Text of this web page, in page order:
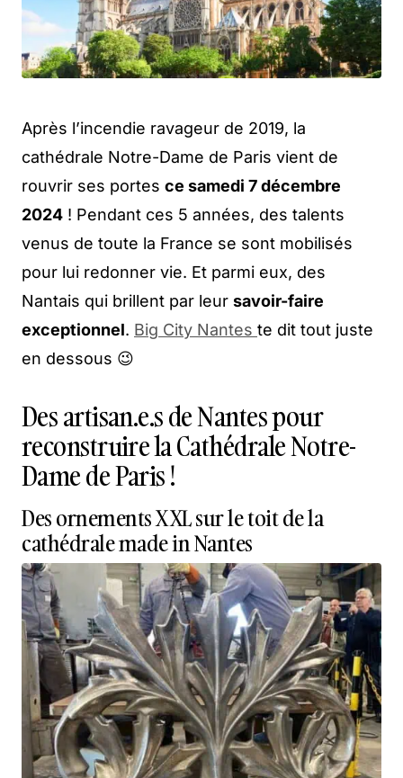
Après l’incendie ravageur de 2019, la
cathédrale Notre-Dame de Paris vient de
rouvrir ses portes ce samedi 7 décembre
2024 ! Pendant ces 5 années, des talents
venus de toute la France se sont mobilisés
pour lui redonner vie. Et parmi eux, des
Nantais qui brillent par leur savoir-faire
exceptionnel. Big City Nantes te dit tout juste
en dessous 😉
Des artisan.e.s de Nantes pour
reconstruire la Cathédrale Notre-
Dame de Paris !
Des ornements XXL sur le toit de la
cathédrale made in Nantes